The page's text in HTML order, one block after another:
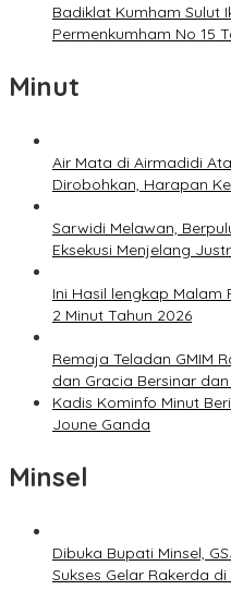
Badiklat Kumham Sulut
Permenkumham No 15
Minut
Air Mata di Airmadidi
Dirobohkan, Harapan
Sarwidi Melawan,
Eksekusi Menjelang
Ini Hasil lengkap Malam
2 Minut Tahun 2026
Remaja Teladan GMIM
dan Gracia Bersinar
Kadis Kominfo Minut
Joune Ganda
Minsel
Dibuka Bupati Minsel,
Sukses Gelar Rakerda